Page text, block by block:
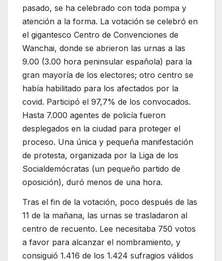
pasado, se ha celebrado con toda pompa y
atención a la forma. La votación se celebró en
el gigantesco Centro de Convenciones de
Wanchai, donde se abrieron las urnas a las
9.00 (3.00 hora peninsular española) para la
gran mayoría de los electores; otro centro se
había habilitado para los afectados por la
covid. Participó el 97,7% de los convocados.
Hasta 7.000 agentes de policía fueron
desplegados en la ciudad para proteger el
proceso. Una única y pequeña manifestación
de protesta, organizada por la Liga de los
Socialdemócratas (un pequeño partido de
oposición), duró menos de una hora.
Tras el fin de la votación, poco después de las
11 de la mañana, las urnas se trasladaron al
centro de recuento. Lee necesitaba 750 votos
a favor para alcanzar el nombramiento, y
consiguió 1.416 de los 1.424 sufragios válidos